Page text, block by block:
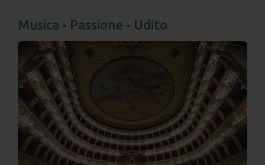
Musica - Passione - Udito